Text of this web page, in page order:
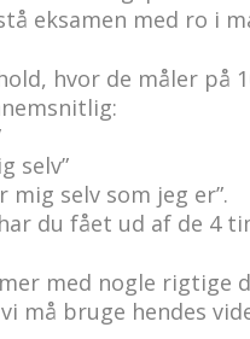
eksamen med ro i
hvor de måler
selv”
mig selv som jeg er”.
du fået ud af de 4
med nogle rigtige
må bruge hendes